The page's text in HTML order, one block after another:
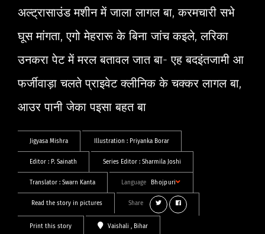
अल्ट्रासाउंड मशीन में जाला लागल बा, करमचारी सभे
घूस मांगता, एगो मेहरारू के बिना जांच कइले, लरिका
उनकरा पेट में मरल बतावल जात बा- एह बदइंतजामी आ
फर्जीवाड़ा चलते प्राइवेट क्लीनिक के चक्कर लागल बा,
आउर पानी जेका पइसा बहत बा
Jigyasa Mishra Illustration : Priyanka Borar
Editor : P. Sainath Series Editor : Sharmila Joshi
Translator : Swarn Kanta Language Bhojpuri
Read the story in pictures Share
Print this story Vaishali , Bihar